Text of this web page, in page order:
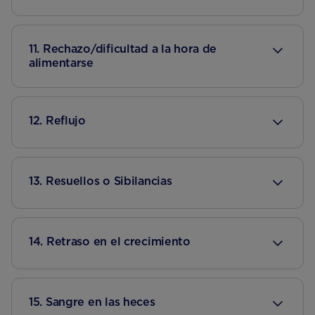
11. Rechazo/dificultad a la hora de
alimentarse
12. Reflujo
13. Resuellos o Sibilancias
14. Retraso en el crecimiento
15. Sangre en las heces